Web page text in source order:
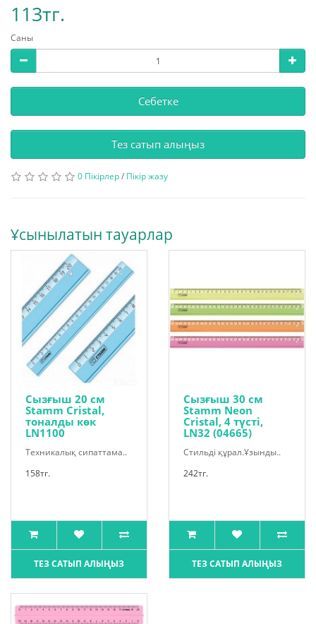
113тг.
Саны
Себетке
Тез сатып алыңыз
0 Пікірлер/ Пікір жазу
Ұсынылатын тауарлар
Сызғыш 20 см
Stamm Cristal,
тоналды көк
LN1100
Техникалық сипаттама..
158тг.
ТЕЗ САТЫП АЛЫҢЫЗ
Сызғыш 30 см
Stamm Neon
Cristal, 4 түсті,
LN32 (04665)
Стильді құрал.Ұзынды..
242тг.
ТЕЗ САТЫП АЛЫҢЫЗ